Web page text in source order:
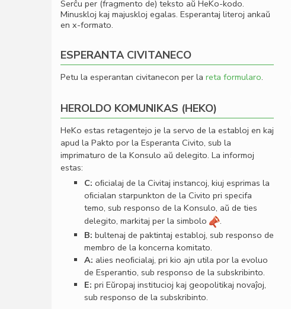
Serĉu per (fragmento de) teksto aŭ HeKo-kodo.
Minuskloj kaj majuskloj egalas. Esperantaj literoj ankaŭ
en x-formato.
ESPERANTA CIVITANECO
Petu la esperantan civitanecon per la reta formularo.
HEROLDO KOMUNIKAS (HEKO)
HeKo estas retagentejo je la servo de la establoj en kaj
apud la Pakto por la Esperanta Civito, sub la
imprimaturo de la Konsulo aŭ delegito. La informoj
estas:
C: oﬁcialaj de la Civitaj instancoj, kiuj esprimas la
oﬁcialan starpunkton de la Civito pri specifa
temo, sub responso de la Konsulo, aŭ de ties
delegito, markitaj per la simbolo
.
B: bultenaj de paktintaj establoj, sub responso de
membro de la koncerna komitato.
A: alies neoﬁcialaj, pri kio ajn utila por la evoluo
de Esperantio, sub responso de la subskribinto.
E: pri Eŭropaj institucioj kaj geopolitikaj novaĵoj,
sub responso de la subskribinto.